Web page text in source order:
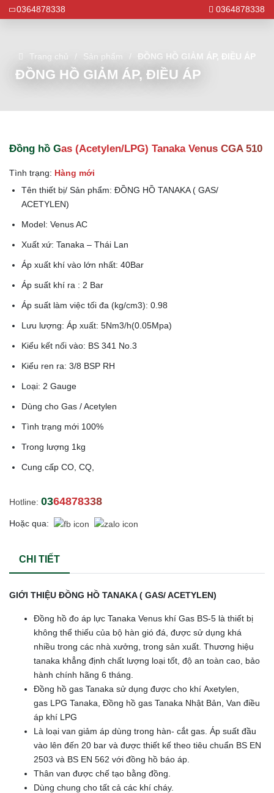
0364878338 0364878338
Trang chủ Sản phẩm ĐỒNG HỒ GIẢM ÁP, ĐIỀU ÁP
ĐỒNG HỒ GIẢM ÁP, ĐIỀU ÁP
Đồng hồ Gas (Acetylen/LPG) Tanaka Venus CGA 510
Tình trạng: Hàng mới
Tên thiết bị/ Sản phẩm: ĐỒNG HỒ TANAKA ( GAS/
ACETYLEN)
Model: Venus AC
Xuất xứ: Tanaka – Thái Lan
Áp xuất khí vào lớn nhất: 40Bar
Áp suất khí ra : 2 Bar
Áp suất làm việc tối đa (kg/cm3): 0.98
Lưu lượng: Áp xuất: 5Nm3/h(0.05Mpa)
Kiểu kết nối vào: BS 341 No.3
Kiểu ren ra: 3/8 BSP RH
Loại: 2 Gauge
Dùng cho Gas / Acetylen
Tình trạng mới 100%
Trong lượng 1kg
Cung cấp CO, CQ,
Hotline: 0364878338
Hoặc qua:
CHI TIẾT
GIỚI THIỆU ĐỒNG HỒ TANAKA ( GAS/ ACETYLEN)
Đồng hồ đo áp lực Tanaka Venus khí Gas BS-5 là thiết bị
không thể thiếu của bộ hàn gió đá, được sử dụng khá
nhiều trong các nhà xưởng, trong sản xuất. Thương hiệu
tanaka khẳng định chất lượng loại tốt, độ an toàn cao, bảo
hành chính hãng 6 tháng.
Đồng hồ gas Tanaka sử dụng được cho khí Axetylen,
gas LPG Tanaka, Đồng hồ gas Tanaka Nhật Bản, Van điều
áp khí LPG
Là loại van giảm áp dùng trong hàn- cắt gas. Áp suất đầu
vào lên đến 20 bar và được thiết kế theo tiêu chuẩn BS EN
2503 và BS EN 562 với đồng hồ báo áp.
Thân van được chế tạo bằng đồng.
Dùng chung cho tất cả các khí cháy.